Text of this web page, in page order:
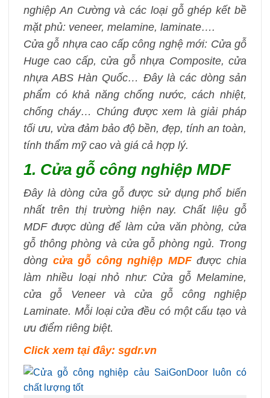
nghiệp An Cường và các loại gỗ ghép kết bề
mặt phủ: veneer, melamine, laminate….
Cửa gỗ nhựa cao cấp công nghệ mới: Cửa gỗ
Huge cao cấp, cửa gỗ nhựa Composite, cửa
nhựa ABS Hàn Quốc… Đây là các dòng sản
phẩm có khả năng chống nước, cách nhiệt,
chống cháy… Chúng được xem là giải pháp
tối ưu, vừa đảm bảo độ bền, đẹp, tính an toàn,
tính thẩm mỹ cao và giá cả hợp lý.
1. Cửa gỗ công nghiệp MDF
Đây là dòng cửa gỗ được sử dụng phổ biến
nhất trên thị trường hiện nay. Chất liệu gỗ
MDF được dùng để làm cửa văn phòng, cửa
gỗ thông phòng và cửa gỗ phòng ngủ. Trong
dòng cửa gỗ công nghiệp MDFđược chia
làm nhiều loại nhỏ như: Cửa gỗ Melamine,
cửa gỗ Veneer và cửa gỗ công nghiệp
Laminate. Mỗi loại cửa đều có một cấu tạo và
ưu điểm riêng biệt.
Click xem tại đây: sgdr.vn